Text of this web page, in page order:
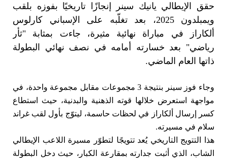
حقق الإيطالي يانيك سينر إنجازًا تاريخيًا بفوزه بلقب
ويمبلدون 2025، بعد تغلّبه على الإسباني كارلوس
ألكاراز في مباراة نهائية مثيرة، جاءت بمثابة "ثأر
رياضي" بعد خسارته أمامه في نصف نهائي البطولة
ذاتها العام الماضي.
وجاء فوز سينر بنتيجة 3 مجموعات مقابل مجموعة واحدة، في
مواجهة استعرض خلالها قوته الذهنية والبدنية، حيث استطاع
كسر إرسال ألكاراز في لحظات حاسمة، ليتوّج بأول لقب غراند
سلام في مسيرته.
هذا التتويج التاريخي يُعد تتويجًا لتطوّر مسيرة اللاعب الإيطالي
الشاب، الذي أثبت جدارته بمقارعة الكبار، حيث دخل البطولة